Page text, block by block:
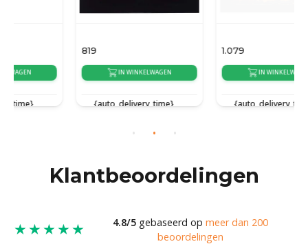
IN WINKELWAGEN
{auto_delivery_time}
IN WINKELWAGEN
{auto_delivery_time}
Klantbeoordelingen
★★★★★ 4.8/5gebaseerd op meer dan 200
beoordelingen